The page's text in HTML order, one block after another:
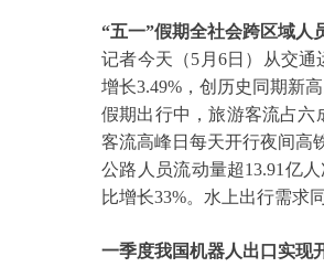
“五一”假期全社会跨区域人
记者今天（5月6日）从交通
增长3.49%，创历史同期新高
假期出行中，旅游客流占六
客流高峰日每天开行夜间高
公路人员流动量超13.91亿
比增长33%。水上出行需求
一季度我国机器人出口实现